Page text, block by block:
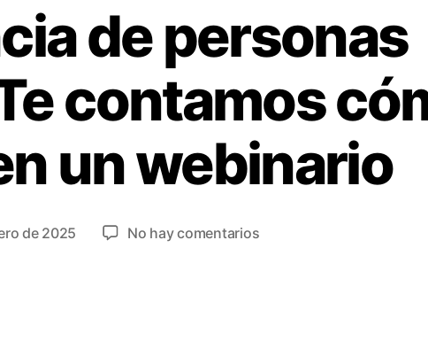
de personas
contamos
un webinario
de 2025 No hay comentarios